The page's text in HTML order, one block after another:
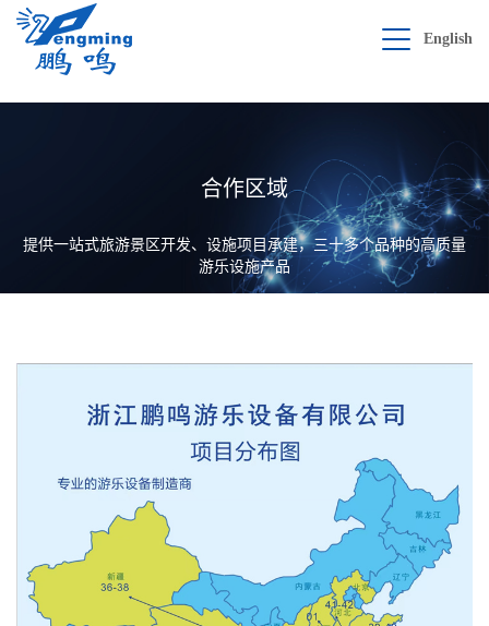
English
合作区域
提供一站式旅游景区开发、设施项目承建，三十多个品种的高质量
游乐设施产品